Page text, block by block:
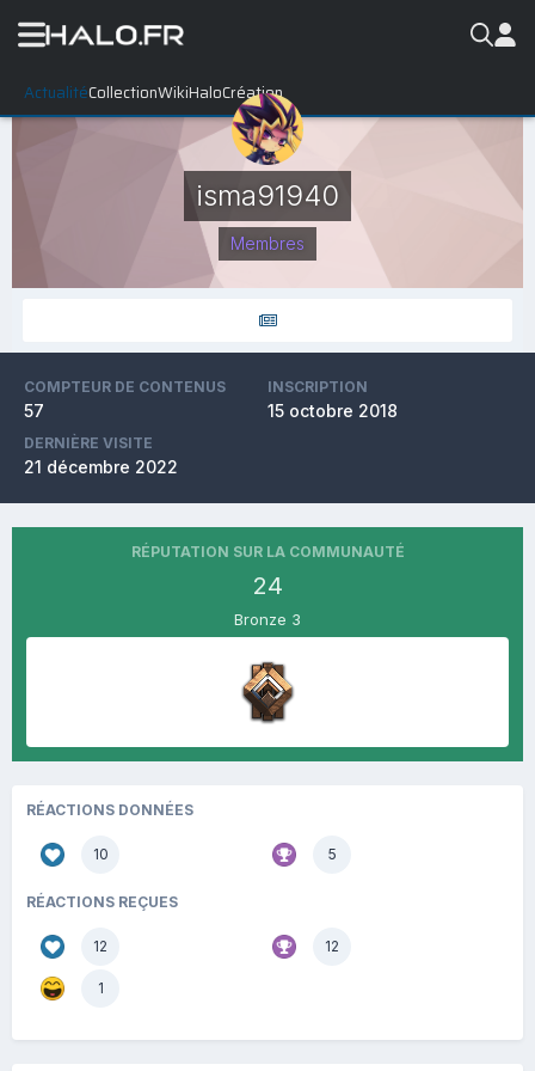
ActualitéCollectionWikiHaloCréation
isma91940
Membres
COMPTEUR DE CONTENUS
57
INSCRIPTION
15 octobre 2018
DERNIÈRE VISITE
21 décembre 2022
RÉPUTATION SUR LA COMMUNAUTÉ
24
Bronze 3
RÉACTIONS DONNÉES
10 5
RÉACTIONS REÇUES
12 12
1